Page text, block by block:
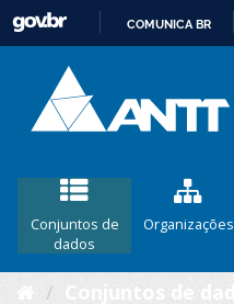
COMUNICA BR
Conjuntos de
dados
Organizações